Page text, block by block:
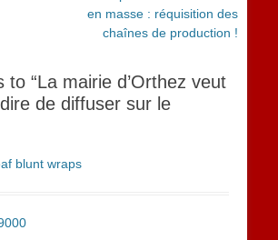
suivant :
en masse : réquisition des
chaînes de production !
to “La mairie d’Orthez veut
de diffuser sur le
blunt wraps